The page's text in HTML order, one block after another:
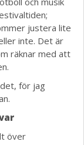
justera lite
inte. Det är
räknar med att
för jag
över